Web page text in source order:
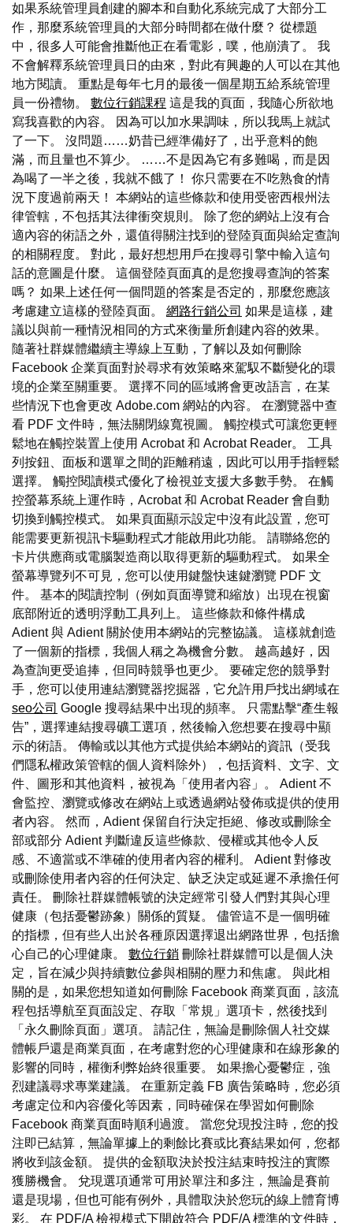
如果系統管理員創建的腳本和自動化系統完成了大部分工
作，那麼系統管理員的大部分時間都在做什麼？ 從標題
中，很多人可能會推斷他正在看電影，噗，他崩潰了。 我
不會解釋系統管理員日的由來，對此有興趣的人可以在其他
地方閱讀。 重點是每年七月的最後一個星期五給系統管理
員一份禮物。 數位行銷課程 這是我的頁面，我隨心所欲地
寫我喜歡的內容。 因為可以加水果調味，所以我馬上就試
了一下。 沒問題……奶昔已經準備好了，出乎意料的飽
滿，而且量也不算少。 ……不是因為它有多難喝，而是因
為喝了一半之後，我就不餓了！ 你只需要在不吃熟食的情
況下度過前兩天！ 本網站的這些條款和使用受密西根州法
律管轄，不包括其法律衝突規則。 除了您的網站上沒有合
適內容的術語之外，還值得關注找到的登陸頁面與給定查詢
的相關程度。 對此，最好想想用戶在搜尋引擎中輸入這句
話的意圖是什麼。 這個登陸頁面真的是您搜尋查詢的答案
嗎？ 如果上述任何一個問題的答案是否定的，那麼您應該
考慮建立這樣的登陸頁面。 網路行銷公司 如果是這樣，建
議以與前一種情況相同的方式來衡量所創建內容的效果。
隨著社群媒體繼續主導線上互動，了解以及如何刪除
Facebook 企業頁面對於尋求有效策略來駕馭不斷變化的環
境的企業至關重要。 選擇不同的區域將會更改語言，在某
些情況下也會更改 Adobe.com 網站的內容。 在瀏覽器中查
看 PDF 文件時，無法關閉線寬視圖。 觸控模式可讓您更輕
鬆地在觸控裝置上使用 Acrobat 和 Acrobat Reader。 工具
列按鈕、面板和選單之間的距離稍遠，因此可以用手指輕鬆
選擇。 觸控閱讀模式優化了檢視並支援大多數手勢。 在觸
控螢幕系統上運作時，Acrobat 和 Acrobat Reader 會自動
切換到觸控模式。 如果頁面顯示設定中沒有此設置，您可
能需要更新視訊卡驅動程式才能啟用此功能。 請聯絡您的
卡片供應商或電腦製造商以取得更新的驅動程式。 如果全
螢幕導覽列不可見，您可以使用鍵盤快速鍵瀏覽 PDF 文
件。 基本的閱讀控制（例如頁面導覽和縮放）出現在視窗
底部附近的透明浮動工具列上。 這些條款和條件構成
Adient 與 Adient 關於使用本網站的完整協議。 這樣就創造
了一個新的指標，我個人稱之為機會分數。 越高越好，因
為查詢更受追捧，但同時競爭也更少。 要確定您的競爭對
手，您可以使用連結瀏覽器挖掘器，它允許用戶找出網域在
seo公司 Google 搜尋結果中出現的頻率。 只需點擊“產生報
告”，選擇連結搜尋礦工選項，然後輸入您想要在搜尋中顯
示的術語。 傳輸或以其他方式提供給本網站的資訊（受我
們隱私權政策管轄的個人資料除外），包括資料、文字、文
件、圖形和其他資料，被視為「使用者內容」。 Adient 不
會監控、瀏覽或修改在網站上或透過網站發佈或提供的使用
者內容。 然而，Adient 保留自行決定拒絕、修改或刪除全
部或部分 Adient 判斷違反這些條款、侵權或其他令人反
感、不適當或不準確的使用者內容的權利。 Adient 對修改
或刪除使用者內容的任何決定、缺乏決定或延遲不承擔任何
責任。 刪除社群媒體帳號的決定經常引發人們對其與心理
健康（包括憂鬱跡象）關係的質疑。 儘管這不是一個明確
的指標，但有些人出於各種原因選擇退出網路世界，包括擔
心自己的心理健康。 數位行銷 刪除社群媒體可以是個人決
定，旨在減少與持續數位參與相關的壓力和焦慮。 與此相
關的是，如果您想知道如何刪除 Facebook 商業頁面，該流
程包括導航至頁面設定、存取「常規」選項卡，然後找到
「永久刪除頁面」選項。 請記住，無論是刪除個人社交媒
體帳戶還是商業頁面，在考慮對您的心理健康和在線形象的
影響的同時，權衡利弊始終很重要。 如果擔心憂鬱症，強
烈建議尋求專業建議。 在重新定義 FB 廣告策略時，您必須
考慮定位和內容優化等因素，同時確保在學習如何刪除
Facebook 商業頁面時順利過渡。 當您兌現投注時，您的投
注即已結算，無論單據上的剩餘比賽或比賽結果如何，您都
將收到該金額。 提供的金額取決於投注結束時投注的實際
獲勝機會。 兌現選項通常可用於單注和多注，無論是賽前
還是現場，但也可能有例外，具體取決於您玩的線上體育博
彩。 在 PDF/A 檢視模式下開啟符合 PDF/A 標準的文件時，